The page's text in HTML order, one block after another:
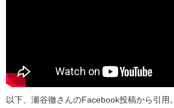
以下、瀬谷徹さんのFacebook投稿から引用。